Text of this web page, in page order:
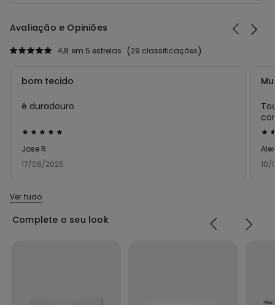
Avaliação e Opiniões
29 classificações
4,8 em 5 estrelas
Atribuiu
5
em
17/06/2025
Jose R
bom tecido
é duradouro
5
em
10/
Ver tudo
Complete o seu look